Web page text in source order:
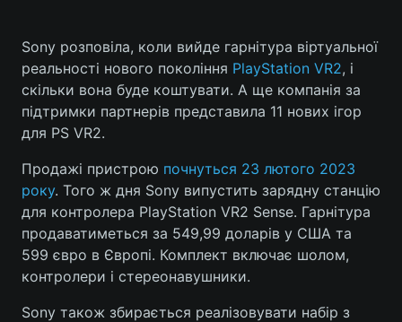
Sony розповіла, коли вийде гарнітура віртуальної
реальності нового покоління PlayStation VR2, і
скільки вона буде коштувати. А ще компанія за
підтримки партнерів представила 11 нових ігор
для PS VR2.
Продажі пристрою почнуться 23 лютого 2023
року. Того ж дня Sony випустить зарядну станцію
для контролера PlayStation VR2 Sense. Гарнітура
продаватиметься за 549,99 доларів у США та
599 євро в Європі. Комплект включає шолом,
контролери і стереонавушники.
Sony також збирається реалізовувати набір з